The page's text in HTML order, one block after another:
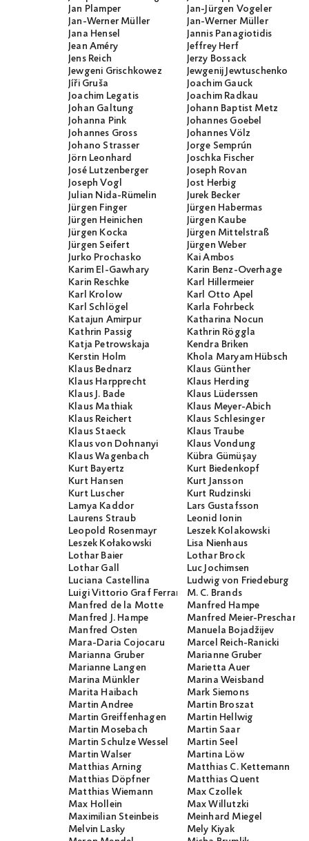
Jan Plamper
Jan-Jürgen Vogeler
Jan-Werner Müller
Jan-Werner Müller
Jana Hensel
Jannis Panagiotidis
Jean Améry
Jeffrey Herf
Jens Reich
Jerzy Bossack
Jewgeni Grischkowez
Jewgenij Jewtuschenko
Jíři Gruša
Joachim Gauck
Joachim Legatis
Joachim Radkau
Johan Galtung
Johann Baptist Metz
Johanna Pink
Johannes Goebel
Johannes Gross
Johannes Völz
Johano Strasser
Jorge Semprún
Jörn Leonhard
Joschka Fischer
José Lutzenberger
Joseph Rovan
Joseph Vogl
Jost Herbig
Julian Nida-Rümelin
Jurek Becker
Jürgen Finger
Jürgen Habermas
Jürgen Heinichen
Jürgen Kaube
Jürgen Kocka
Jürgen Mittelstraß
Jürgen Seifert
Jürgen Weber
Jurko Prochasko
Kai Ambos
Karim El-Gawhary
Karin Benz-Overhage
Karin Reschke
Karl Hillermeier
Karl Krolow
Karl Otto Apel
Karl Schlögel
Karla Fohrbeck
Katajun Amirpur
Katharina Nocun
Kathrin Passig
Kathrin Röggla
Katja Petrowskaja
Kendra Briken
Kerstin Holm
Khola Maryam Hübsch
Klaus Bednarz
Klaus Günther
Klaus Harpprecht
Klaus Herding
Klaus J. Bade
Klaus Lüderssen
Klaus Mathiak
Klaus Meyer-Abich
Klaus Reichert
Klaus Schlesinger
Klaus Staeck
Klaus Traube
Klaus von Dohnanyi
Klaus Vondung
Klaus Wagenbach
Kübra Gümüşay
Kurt Bayertz
Kurt Biedenkopf
Kurt Hansen
Kurt Jansson
Kurt Luscher
Kurt Rudzinski
Lamya Kaddor
Lars Gustafsson
Laurens Straub
Leonid Ionin
Leopold Rosenmayr
Leszek Kolakowski
Leszek Kołakowski
Lisa Nienhaus
Lothar Baier
Lothar Brock
Lothar Gall
Luc Jochimsen
Luciana Castellina
Ludwig von Friedeburg
Luigi Vittorio Graf Ferraris
M. C. Brands
Manfred de la Motte
Manfred Hampe
Manfred J. Hampe
Manfred Meier-Preschany
Manfred Osten
Manuela Bojadžijev
Mara-Daria Cojocaru
Marcel Reich-Ranicki
Marianna Gruber
Marianne Gruber
Marianne Langen
Marietta Auer
Marina Münkler
Marina Weisband
Marita Haibach
Mark Siemons
Martin Andree
Martin Broszat
Martin Greiffenhagen
Martin Hellwig
Martin Mosebach
Martin Saar
Martin Schulze Wessel
Martin Seel
Martin Walser
Martina Löw
Matthias Arning
Matthias C. Kettemann
Matthias Döpfner
Matthias Quent
Matthias Wiemann
Max Czollek
Max Hollein
Max Willutzki
Maximilian Steinbeis
Meinhard Miegel
Melvin Lasky
Mely Kiyak